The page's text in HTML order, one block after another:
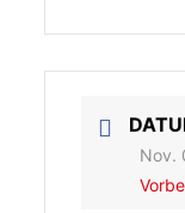
Nov.